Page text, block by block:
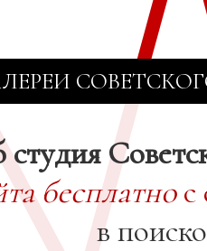
студия
бесплатнос
в